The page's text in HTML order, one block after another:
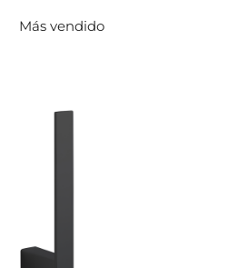
Más vendido